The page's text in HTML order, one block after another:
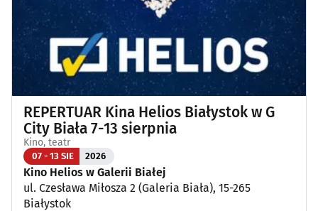
Koncerty muzyki poważnej(1)
Kino, teatr(111)
Wernisaże, wydarzenia artystyczne (3)
Wystawy(24)
Wydarzenia sportowe i rekreacyjne
Plenerowe, festyny(11)
REPERTUAR Kina Helios Białystok w G
City Biała 7-13 sierpnia
Kino, teatr
07 - 13 SIE 2026
Kino Helios w Galerii Białej
ul. Czesława Miłosza 2 (Galeria Biała), 15-265
Białystok